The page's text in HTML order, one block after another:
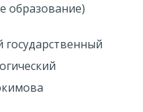
образование)
государственный